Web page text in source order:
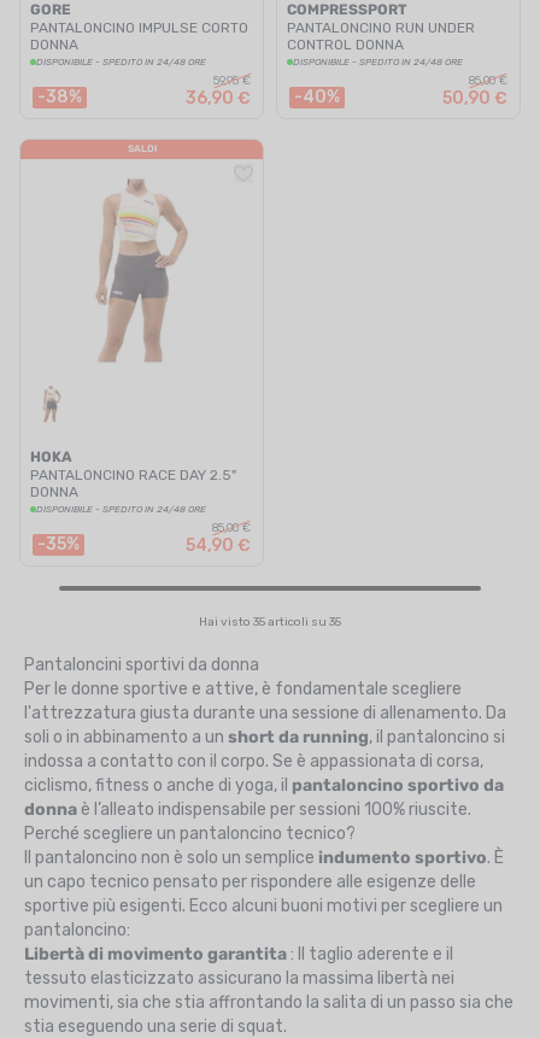
GORE
PANTALONCINO IMPULSE CORTO
DONNA
DISPONIBILE - SPEDITO IN 24/48 ORE
-38%
59,95 €
36,90 €
COMPRESSPORT
PANTALONCINO RUN UNDER
CONTROL DONNA
DISPONIBILE - SPEDITO IN 24/48 ORE
-40%
85,00 €
50,90 €
SALDI
HOKA
PANTALONCINO RACE DAY 2.5"
DONNA
DISPONIBILE - SPEDITO IN 24/48 ORE
-35%
85,00 €
54,90 €
Hai visto 35 articoli su 35
Pantaloncini sportivi da donna
Per le donne sportive e attive, è fondamentale scegliere
l'attrezzatura giusta durante una sessione di allenamento. Da
soli o in abbinamento a un short da running, il pantaloncino si
indossa a contatto con il corpo. Se è appassionata di corsa,
ciclismo, fitness o anche di yoga, il pantaloncino sportivo da
donna è l’alleato indispensabile per sessioni 100% riuscite.
Perché scegliere un pantaloncino tecnico?
Il pantaloncino non è solo un semplice indumento sportivo. È
un capo tecnico pensato per rispondere alle esigenze delle
sportive più esigenti. Ecco alcuni buoni motivi per scegliere un
pantaloncino:
Libertà di movimento garantita : Il taglio aderente e il
tessuto elasticizzato assicurano la massima libertà nei
movimenti, sia che stia affrontando la salita di un passo sia che
stia eseguendo una serie di squat.